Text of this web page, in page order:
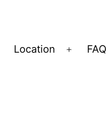
Menü
Location
Menü
FAQ